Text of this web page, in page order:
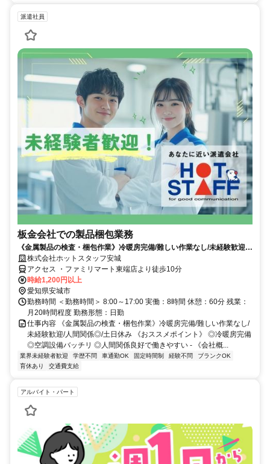
派遣社員
板金会社での製品梱包業務
《金属製品の検査・梱包作業》冷暖房完備/難しい作業なし/未経験歓迎/
人間関係◎/土日休み
株式会社ホットスタッフ安城
アクセス ・ファミリマート東端店より徒歩10分
時給1,200円以上
愛知県安城市
勤務時間 ＜勤務時間＞ 8:00～17:00 実働：8時間 休憩：60分 残業：
月20時間程度 勤務形態：日勤
仕事内容 《金属製品の検査・梱包作業》冷暖房完備/難しい作業なし/
未経験歓迎/人間関係◎/土日休み 《おススメポイント》 ◎冷暖房完備
◎空調設備バッチリ ◎人間関係良好で働きやすい - 《会社概...
業界未経験者歓迎 学歴不問 車通勤OK 固定時間制 経験不問
ブランクOK
育休あり
交通費支給
アルバイト・パート